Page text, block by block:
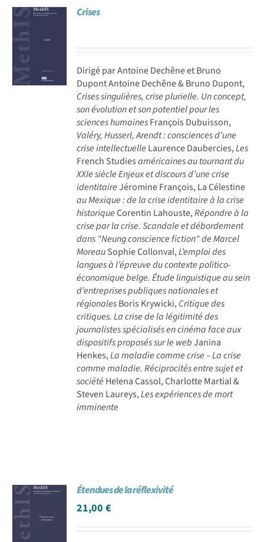
Achat en ligne
Panier WooCommerce
Crises
Dirigé par Antoine Dechêne et Bruno
Dupont Antoine Dechêne & Bruno Dupont,
Crises singulières, crise plurielle. Un concept,
son évolution et son potentiel pour les
sciences humainesFrançois Dubuisson,
Valéry, Husserl, Arendt : consciences d’une
crise intellectuelle Laurence Daubercies,Les
French Studiesaméricaines au tournant du
XXIe siècle Enjeux et discours d’une crise
identitaireJéromine François, La Célestine
au Mexique : de la crise identitaire à la crise
historiqueCorentin Lahouste,Répondre à la
crise par la crise. Scandale et débordement
dans "Neung conscience fiction" de Marcel
MoreauSophie Collonval,L’emploi des
langues à l’épreuve du contexte politico-
économique belge. Étude linguistique au sein
d’entreprises publiques nationales et
régionalesBoris Krywicki,Critique des
critiques. La crise de la légitimité des
journalistes spécialisés en cinéma face aux
dispositifs proposés sur le webJanina
Henkes,La maladie comme crise – La crise
comme maladie. Réciprocités entre sujet et
sociétéHelena Cassol, Charlotte Martial &
Steven Laureys,Les expériences de mort
imminente
Étendues de la réflexivité
21,00€